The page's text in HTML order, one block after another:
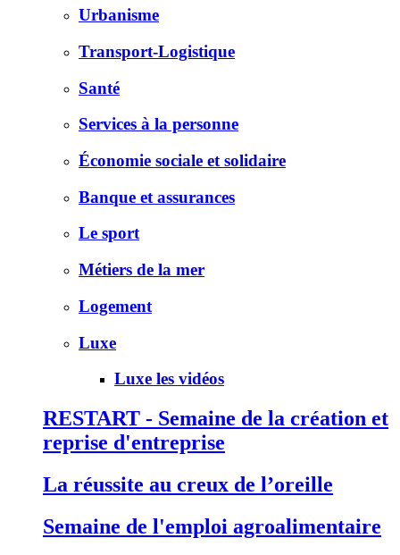
Urbanisme
Transport-Logistique
Santé
Services à la personne
Économie sociale et solidaire
Banque et assurances
Le sport
Métiers de la mer
Logement
Luxe
Luxe les vidéos
RESTART - Semaine de la création et
reprise d'entreprise
La réussite au creux de l’oreille
Semaine de l'emploi agroalimentaire